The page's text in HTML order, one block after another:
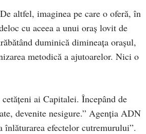
altfel, imaginea pe care o oferă, în
cu aceea a unui oraş lovit de
duminică dimineaţa oraşul,
metodică a ajutoarelor. Nici o
ai Capitalei. Începând de
devenite nesigure.” Agenţia ADN
înlăturarea efectelor cutremurului”.